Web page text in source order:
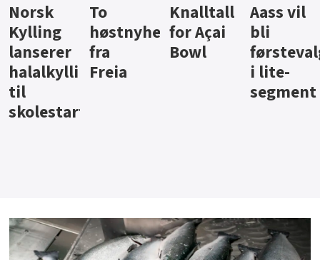
Knalltall
for Açai
Bowl
Aass vil
bli
førstevalg
i lite-
Brus og
jus fra
Berentsen
Hard
iste fra
Hansa